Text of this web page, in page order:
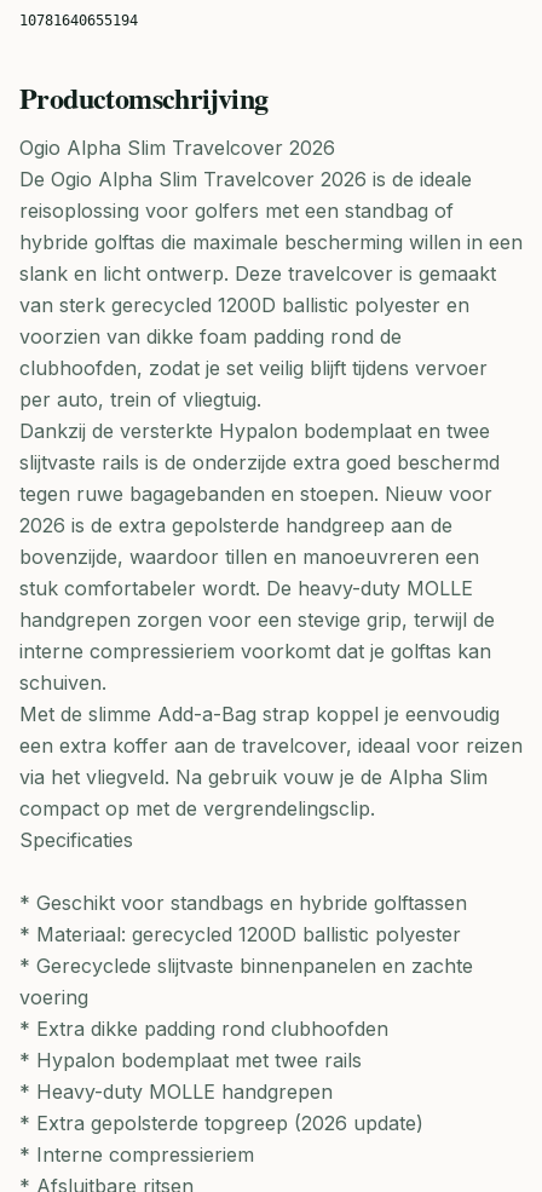
10781640655194
Productomschrijving
Ogio Alpha Slim Travelcover 2026
De Ogio Alpha Slim Travelcover 2026 is de ideale
reisoplossing voor golfers met een standbag of
hybride golftas die maximale bescherming willen in een
slank en licht ontwerp. Deze travelcover is gemaakt
van sterk gerecycled 1200D ballistic polyester en
voorzien van dikke foam padding rond de
clubhoofden, zodat je set veilig blijft tijdens vervoer
per auto, trein of vliegtuig.
Dankzij de versterkte Hypalon bodemplaat en twee
slijtvaste rails is de onderzijde extra goed beschermd
tegen ruwe bagagebanden en stoepen. Nieuw voor
2026 is de extra gepolsterde handgreep aan de
bovenzijde, waardoor tillen en manoeuvreren een
stuk comfortabeler wordt. De heavy-duty MOLLE
handgrepen zorgen voor een stevige grip, terwijl de
interne compressieriem voorkomt dat je golftas kan
schuiven.
Met de slimme Add-a-Bag strap koppel je eenvoudig
een extra koffer aan de travelcover, ideaal voor reizen
via het vliegveld. Na gebruik vouw je de Alpha Slim
compact op met de vergrendelingsclip.
Specificaties
* Geschikt voor standbags en hybride golftassen
* Materiaal: gerecycled 1200D ballistic polyester
* Gerecyclede slijtvaste binnenpanelen en zachte
voering
* Extra dikke padding rond clubhoofden
* Hypalon bodemplaat met twee rails
* Heavy-duty MOLLE handgrepen
* Extra gepolsterde topgreep (2026 update)
* Interne compressieriem
* Afsluitbare ritsen